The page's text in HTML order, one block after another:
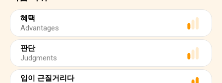
혜택
Advantages
판단
Judgments
입이 근질거리다